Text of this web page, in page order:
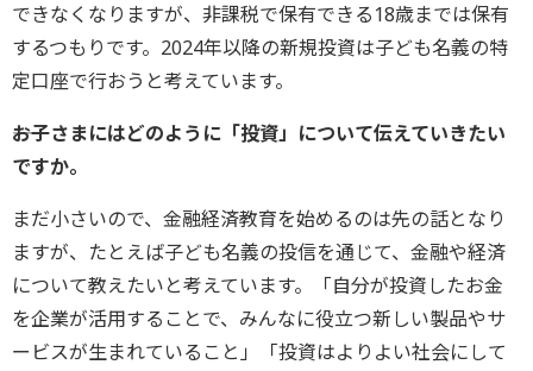
できなくなりますが、非課税で保有できる18歳までは保有
するつもりです。2024年以降の新規投資は子ども名義の特
定口座で行おうと考えています。
――お子さまにはどのように「投資」について伝えていきたい
ですか。
まだ小さいので、金融経済教育を始めるのは先の話となり
ますが、たとえば子ども名義の投信を通じて、金融や経済
について教えたいと考えています。「自分が投資したお金
を企業が活用することで、みんなに役立つ新しい製品やサ
ービスが生まれていること」「投資はよりよい社会にして